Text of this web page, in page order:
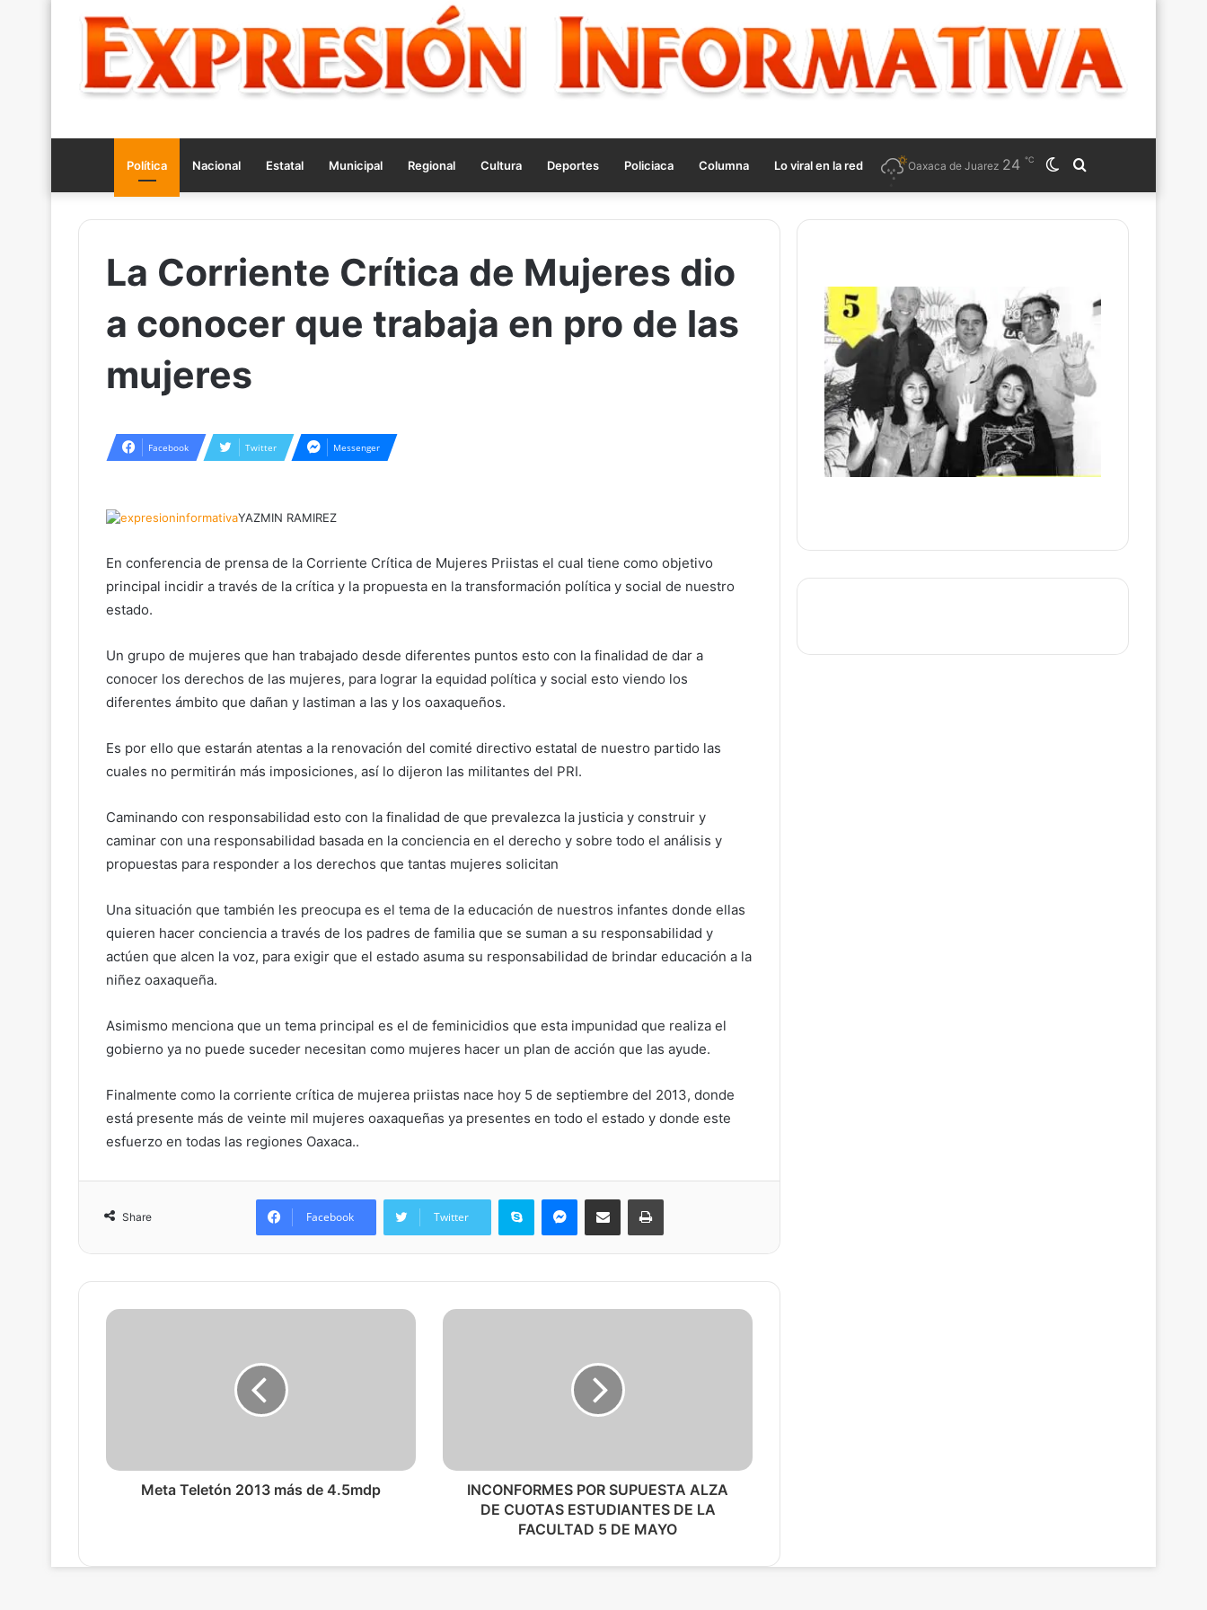
Política Nacional Estatal Municipal Regional Cultura Deportes Policiaca Columna Lo viral en la red Search
for
Switch
skin
Oaxaca de Juarez 24 ℃
La Corriente Crítica de Mujeres dio
a conocer que trabaja en pro de las
mujeres
Facebook Twitter Messenger
YAZMIN RAMIREZ
En conferencia de prensa de la Corriente Crítica de Mujeres Priistas el cual tiene como objetivo
principal incidir a través de la crítica y la propuesta en la transformación política y social de nuestro
estado.
Un grupo de mujeres que han trabajado desde diferentes puntos esto con la finalidad de dar a
conocer los derechos de las mujeres, para lograr la equidad política y social esto viendo los
diferentes ámbito que dañan y lastiman a las y los oaxaqueños.
Es por ello que estarán atentas a la renovación del comité directivo estatal de nuestro partido las
cuales no permitirán más imposiciones, así lo dijeron las militantes del PRI.
Caminando con responsabilidad esto con la finalidad de que prevalezca la justicia y construir y
caminar con una responsabilidad basada en la conciencia en el derecho y sobre todo el análisis y
propuestas para responder a los derechos que tantas mujeres solicitan
Una situación que también les preocupa es el tema de la educación de nuestros infantes donde ellas
quieren hacer conciencia a través de los padres de familia que se suman a su responsabilidad y
actúen que alcen la voz, para exigir que el estado asuma su responsabilidad de brindar educación a la
niñez oaxaqueña.
Asimismo menciona que un tema principal es el de feminicidios que esta impunidad que realiza el
gobierno ya no puede suceder necesitan como mujeres hacer un plan de acción que las ayude.
Finalmente como la corriente crítica de mujerea priistas nace hoy 5 de septiembre del 2013, donde
está presente más de veinte mil mujeres oaxaqueñas ya presentes en todo el estado y donde este
esfuerzo en todas las regiones Oaxaca..
Share Facebook Twitter
Skype Messenger
Share via Email Print
Meta Teletón 2013 más de 4.5mdp
INCONFORMES POR SUPUESTA ALZA
DE CUOTAS ESTUDIANTES DE LA
FACULTAD 5 DE MAYO